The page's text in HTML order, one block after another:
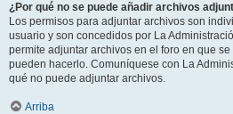
¿Por qué no se puede añadir archivos
Los permisos para adjuntar archivos son
usuario y son concedidos por La
permite adjuntar archivos en el foro en que
pueden hacerlo. Comuníquese con La
qué no puede adjuntar archivos.
Arriba